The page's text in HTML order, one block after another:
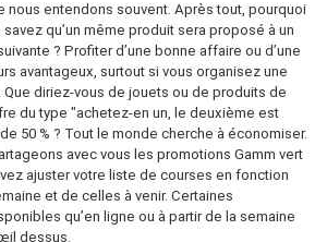
nous entendons souvent. Après tout, pourquoi
qu’un même produit sera proposé à un
? Profiter d’une bonne affaire ou d’une
avantageux, surtout si vous organisez une
diriez-vous de jouets ou de produits de
du type "achetez-en un, le deuxième est
50 % ? Tout le monde cherche à économiser.
avec vous les promotions Gamm vert
ajuster votre liste de courses en fonction
et de celles à venir. Certaines
qu’en ligne ou à partir de la semaine
dessus.